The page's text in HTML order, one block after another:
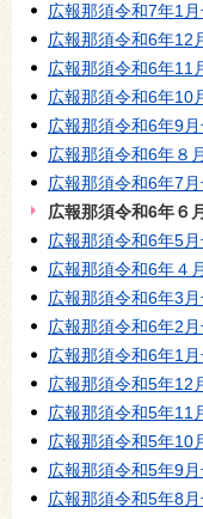
広報那須令和7年1
広報那須令和6年12
広報那須令和6年11
広報那須令和6年10
広報那須令和6年9
広報那須令和6年８
広報那須令和6年7
広報那須令和6年６
広報那須令和6年5
広報那須令和6年４
広報那須令和6年3
広報那須令和6年2
広報那須令和6年1
広報那須令和5年12
広報那須令和5年11
広報那須令和5年10
広報那須令和5年9
広報那須令和5年8